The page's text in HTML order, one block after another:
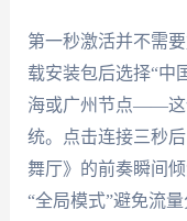
第一秒激活并不需
载安装包后选择“中
海或广州节点——这
统。点击连接三秒
舞厅》的前奏瞬间
“全局模式”避免流